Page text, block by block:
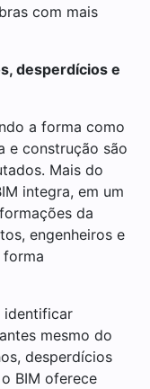
com mais
desperdícios e
a forma como
e construção são
Mais do
integra, em um
da
engenheiros e
forma
identificar
mesmo do
desperdícios
BIM oferece